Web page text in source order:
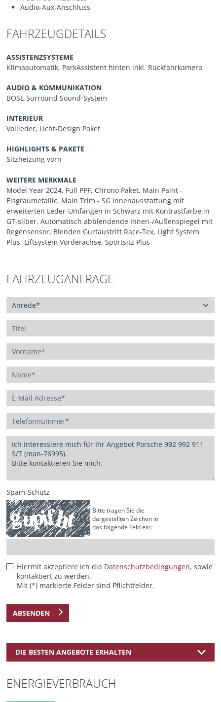
Audio-Aux-Anschluss
FAHRZEUGDETAILS
ASSISTENZSYSTEME
Klimaautomatik, ParkAssistent hinten inkl. Rückfahrkamera
AUDIO & KOMMUNIKATION
BOSE Surround Sound-System
INTERIEUR
Vollleder, Licht-Design Paket
HIGHLIGHTS & PAKETE
Sitzheizung vorn
WEITERE MERKMALE
Model Year 2024, Full PPF, Chrono Paket, Main Paint -
Eisgraumetallic, Main Trim - SG Innenausstattung mit
erweiterten Leder-Umfängen in Schwarz mit Kontrastfarbe in
GT-silber, Automatisch abblendende Innen-/Außenspiegel mit
Regensensor, Blenden Gurtaustritt Race-Tex, Light System
Plus, Liftsystem Vorderachse, Sportsitz Plus
FAHRZEUGANFRAGE
Spam-Schutz
Bitte tragen Sie die
dargestellten Zeichen in
das folgende Feld ein:
Hiermit akzeptiere ich die Datenschutzbedingungen, sowie
kontaktiert zu werden.
Mit (*) markierte Felder sind Pflichtfelder.
ABSENDEN
DIE BESTEN ANGEBOTE ERHALTEN
ENERGIEVERBRAUCH